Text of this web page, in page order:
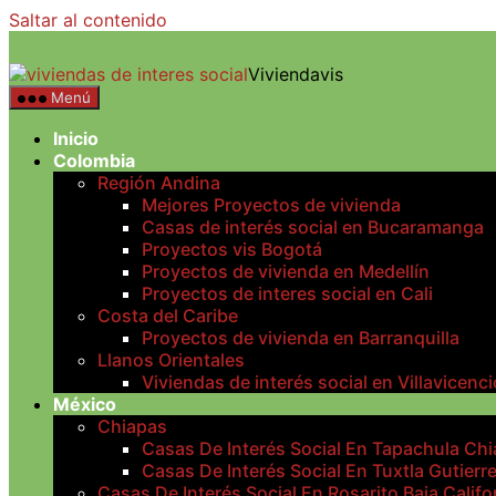
Saltar al contenido
Viviendavis
Menú
Inicio
Colombia
Región Andina
Mejores Proyectos de vivienda
Casas de interés social en Bucaramanga
Proyectos vis Bogotá
Proyectos de vivienda en Medellín
Proyectos de interes social en Cali
Costa del Caribe
Proyectos de vivienda en Barranquilla
Llanos Orientales
Viviendas de interés social en
México
Chiapas
Casas De Interés Social En Tapachula
Casas De Interés Social En Tuxtla